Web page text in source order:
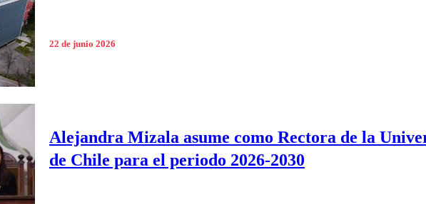
22 de junio 2026
Alejandra Mizala asume como Rectora de la
de Chile para el periodo 2026-2030